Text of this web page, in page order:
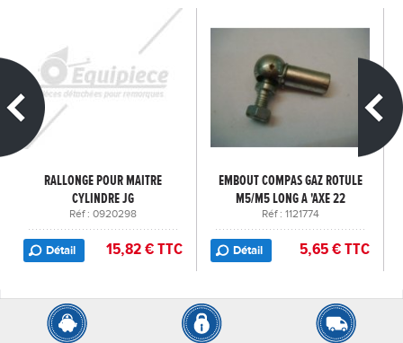
RALLONGE POUR MAITRE
CYLINDRE JG
Réf : 0920298
Détail 15,82 € TTC
EMBOUT COMPAS GAZ ROTULE
M5/M5 LONG A 'AXE 22
Réf : 1121774
Détail 5,65 € TTC